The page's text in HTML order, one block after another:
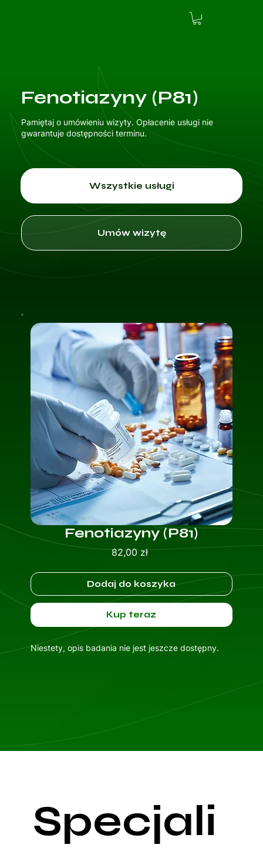
Fenotiazyny (P81)
Pamiętaj o umówieniu wizyty. Opłacenie usługi nie
gwarantuje dostępności terminu.
Wszystkie usługi
Umów wizytę
Fenotiazyny (P81)
82,00 złCena
Dodaj do koszyka
Kup teraz
Niestety, opis badania nie jest jeszcze dostępny.
Specjali